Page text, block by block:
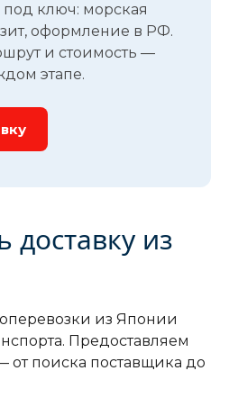
под ключ: морская
оформление в РФ.
и стоимость —
этапе.
доставку из
из Японии
Предоставляем
от поиска поставщика до